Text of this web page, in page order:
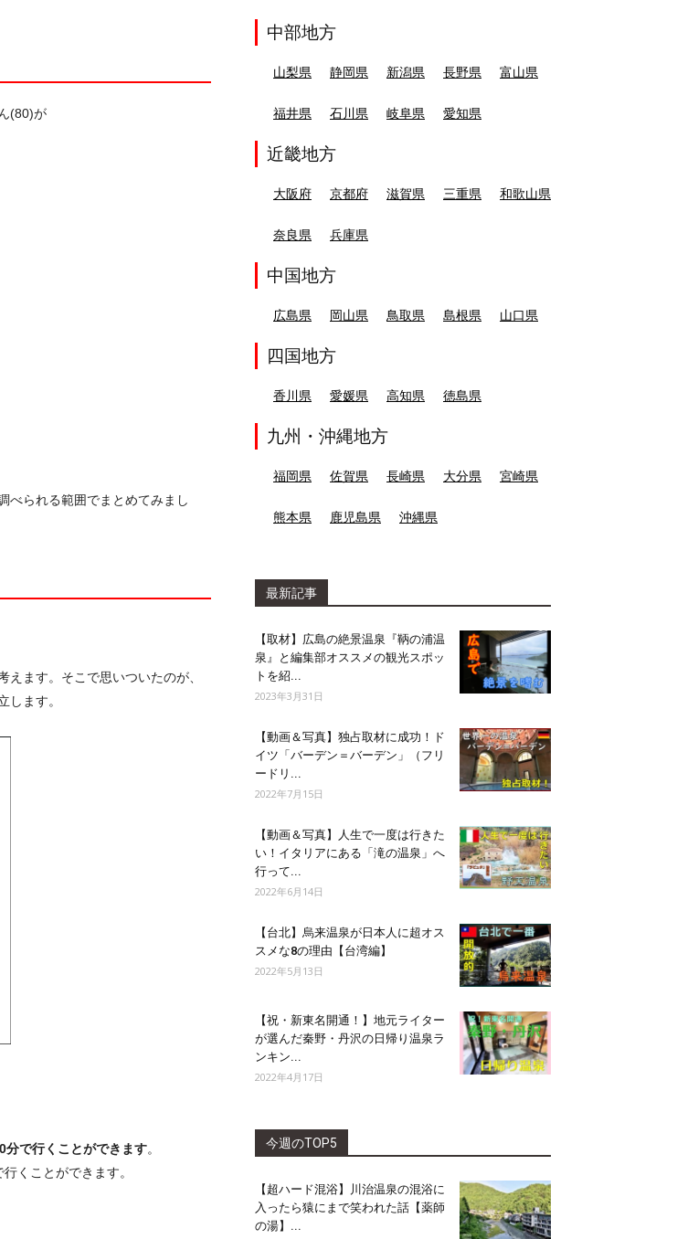
(80)が
べられる範囲でまとめてみまし
えます。そこで思いついたのが、
します。
分で行くことができます。
くことができます。
中部地方
山梨県 静岡県 新潟県 長野県 富山県
福井県 石川県 岐阜県 愛知県
近畿地方
大阪府 京都府 滋賀県 三重県 和歌山県
奈良県 兵庫県
中国地方
広島県 岡山県 鳥取県 島根県 山口県
四国地方
香川県 愛媛県 高知県 徳島県
九州・沖縄地方
福岡県 佐賀県 長崎県 大分県 宮崎県
熊本県 鹿児島県 沖縄県
最新記事
【取材】広島の絶景温泉『鞆の浦温
泉』と編集部オススメの観光スポッ
トを紹...
2023年3月31日
【動画＆写真】独占取材に成功！ド
イツ「バーデン＝バーデン」（フリ
ードリ...
2022年7月15日
【動画＆写真】人生で一度は行きた
い！イタリアにある「滝の温泉」へ
行って...
2022年6月14日
【台北】烏来温泉が日本人に超オス
スメな8の理由【台湾編】
2022年5月13日
【祝・新東名開通！】地元ライター
が選んだ秦野・丹沢の日帰り温泉ラ
ンキン...
2022年4月17日
今週のTOP5
【超ハード混浴】川治温泉の混浴に
入ったら猿にまで笑われた話【薬師
の湯】...